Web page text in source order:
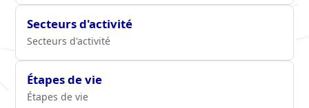
Secteurs d'activité
Secteurs d'activité
Étapes de vie
Étapes de vie